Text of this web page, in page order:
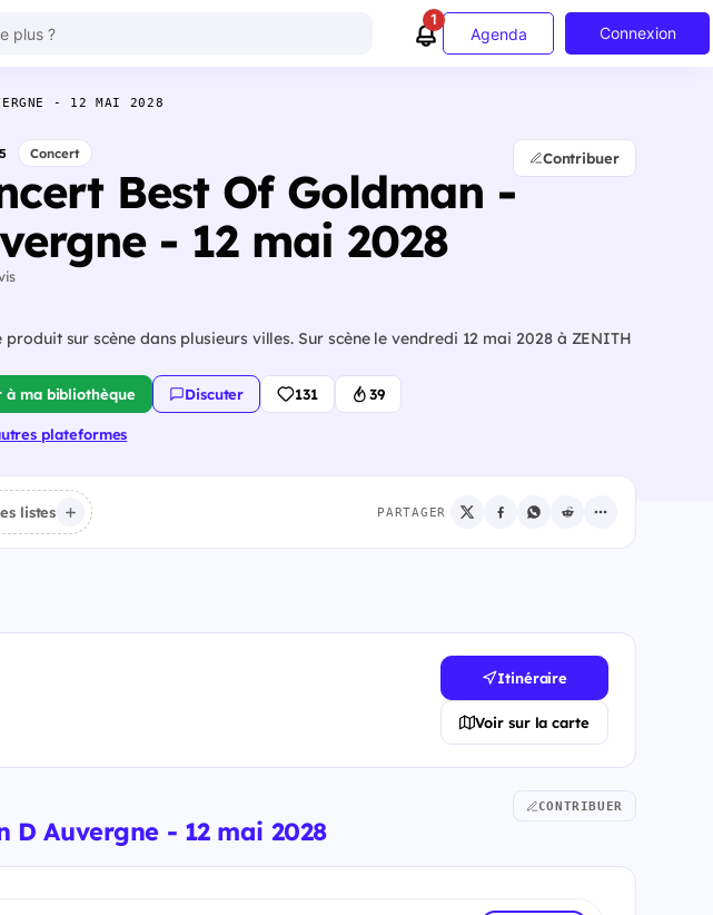
1
Agenda Connexion
- 12 MAI 2028
Concert
Best Of Goldman -
- 12 mai 2028
sur scène dans plusieurs villes. Sur scène le vendredi 12 mai 2028 à ZENITH
Contribuer
à ma bibliothèque Discuter 131 39
plateformes
listes PARTAGER
Itinéraire
Voir sur la carte
D Auvergne - 12 mai 2028
CONTRIBUER